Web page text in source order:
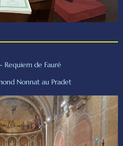
Requiem de Fauré
Nonnat au Pradet